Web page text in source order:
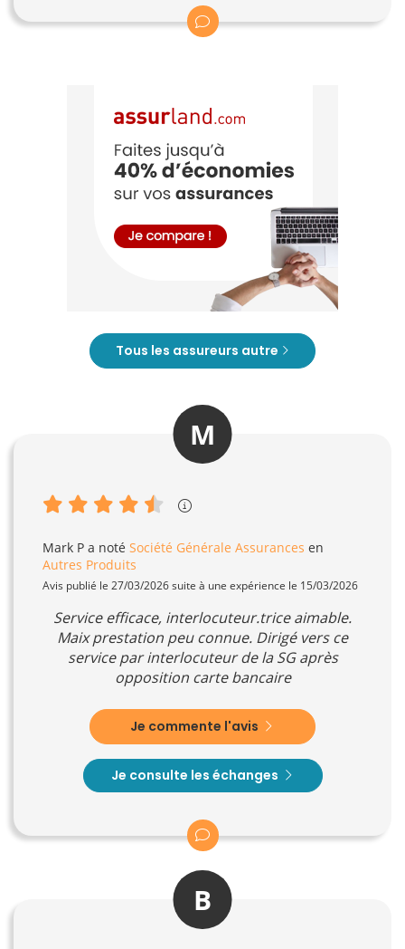
Tous les assureurs autre
M
Mark P a noté Société Générale Assurances en
Autres Produits
Avis publié le 27/03/2026 suite à une expérience le 15/03/2026
Service efficace, interlocuteur.trice aimable.
Maix prestation peu connue. Dirigé vers ce
service par interlocuteur de la SG après
opposition carte bancaire
Je commente l'avis
Je consulte les échanges
B